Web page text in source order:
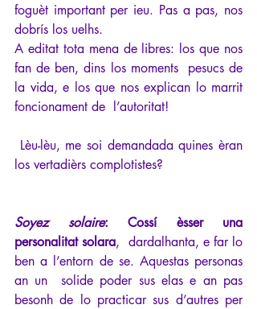
foguèt important per ieu. Pas a pas, nos
dobrís los uelhs.
A editat tota mena de libres: los que nos
fan de ben, dins los moments  pesucs de
la vida, e los que nos explican lo marrit
foncionament de  l’autoritat!
los vertadièrs complotistes?
Soyez solaire: Cossí èsser una
personalitat solara,  dardalhanta, e far lo
ben a l’entorn de se. Aquestas personas
an un  solide poder sus elas e an pas
besonh de lo practicar sus d’autres per